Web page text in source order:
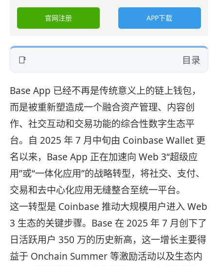
官网注册 APP下载
目录
Base App 已经不再是传统意义上的链上钱包，
而是被重新塑造成一个融合资产管理、内容创
作、社交互动和交易功能的综合性数字生态平
台。自 2025 年 7 月中旬由 Coinbase Wallet 更
名以来，Base App 正在加速向 Web 3“超级应
用”或“一体化应用”的战略转型，将社交、支付、
交易和去中心化应用无缝整合至统一平台。
这一转型是 Coinbase 推动大规模用户进入 Web
3 生态的关键步骤。Base 在 2025 年 7 月创下了
日活跃用户 350 万的历史新高，这一增长主要得
益于 Onchain Summer 等激励活动以及生态内